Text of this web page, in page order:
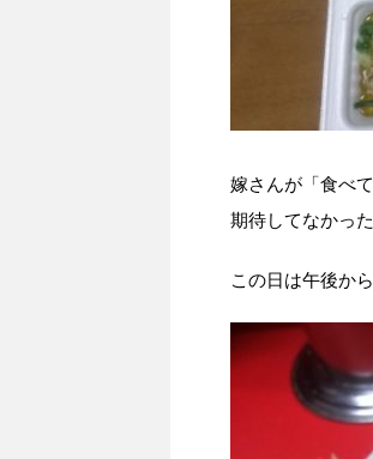
嫁さんが「食べ
期待してなかっ
この日は午後か